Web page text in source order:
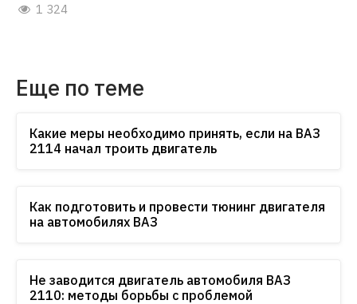
1 324
Еще по теме
Какие меры необходимо принять, если на ВАЗ
2114 начал троить двигатель
Как подготовить и провести тюнинг двигателя
на автомобилях ВАЗ
Не заводится двигатель автомобиля ВАЗ
2110: методы борьбы с проблемой